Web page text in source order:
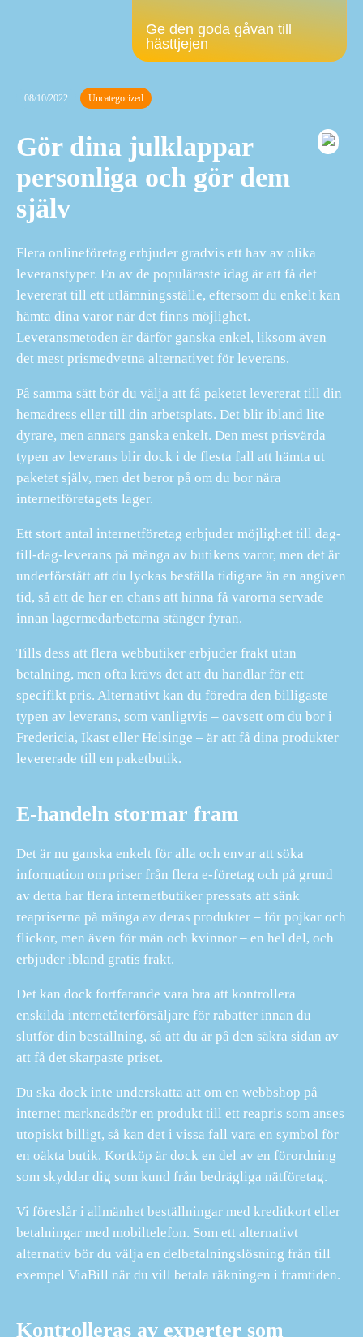
Ge den goda gåvan till
hästtjejen
08/10/2022 Uncategorized
Gör dina julklappar
personliga och gör dem
själv
Flera onlineföretag erbjuder gradvis ett hav av olika
leveranstyper. En av de populäraste idag är att få det
levererat till ett utlämningsställe, eftersom du enkelt kan
hämta dina varor när det finns möjlighet.
Leveransmetoden är därför ganska enkel, liksom även
det mest prismedvetna alternativet för leverans.
På samma sätt bör du välja att få paketet levererat till din
hemadress eller till din arbetsplats. Det blir ibland lite
dyrare, men annars ganska enkelt. Den mest prisvärda
typen av leverans blir dock i de flesta fall att hämta ut
paketet själv, men det beror på om du bor nära
internetföretagets lager.
Ett stort antal internetföretag erbjuder möjlighet till dag-
till-dag-leverans på många av butikens varor, men det är
underförstått att du lyckas beställa tidigare än en angiven
tid, så att de har en chans att hinna få varorna servade
innan lagermedarbetarna stänger fyran.
Tills dess att flera webbutiker erbjuder frakt utan
betalning, men ofta krävs det att du handlar för ett
specifikt pris. Alternativt kan du föredra den billigaste
typen av leverans, som vanligtvis – oavsett om du bor i
Fredericia, Ikast eller Helsinge – är att få dina produkter
levererade till en paketbutik.
E-handeln stormar fram
Det är nu ganska enkelt för alla och envar att söka
information om priser från flera e-företag och på grund
av detta har flera internetbutiker pressats att sänk
reapriserna på många av deras produkter – för pojkar och
flickor, men även för män och kvinnor – en hel del, och
erbjuder ibland gratis frakt.
Det kan dock fortfarande vara bra att kontrollera
enskilda internetåterförsäljare för rabatter innan du
slutför din beställning, så att du är på den säkra sidan av
att få det skarpaste priset.
Du ska dock inte underskatta att om en webbshop på
internet marknadsför en produkt till ett reapris som anses
utopiskt billigt, så kan det i vissa fall vara en symbol för
en oäkta butik. Kortköp är dock en del av en förordning
som skyddar dig som kund från bedrägliga nätföretag.
Vi föreslår i allmänhet beställningar med kreditkort eller
betalningar med mobiltelefon. Som ett alternativt
alternativ bör du välja en delbetalningslösning från till
exempel ViaBill när du vill betala räkningen i framtiden.
Kontrolleras av experter som